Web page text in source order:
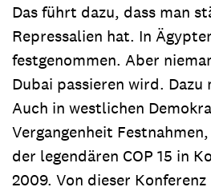
Das führt dazu, dass man
Repressalien hat. In
festgenommen. Aber
Dubai passieren wird. Dazu
Auch in westlichen
Vergangenheit
der legendären COP 15 in
2009. Von dieser